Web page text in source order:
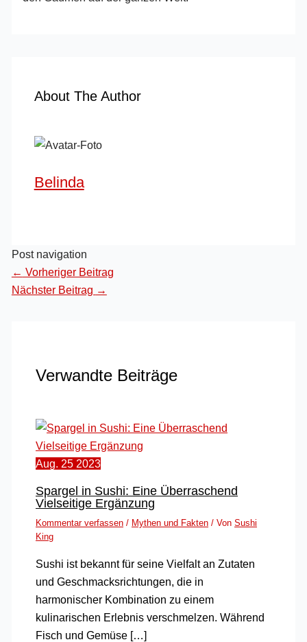
About The Author
Belinda
Post navigation
← Vorheriger Beitrag
Nächster Beitrag →
Verwandte Beiträge
Aug. 25 2023
Spargel in Sushi: Eine Überraschend
Vielseitige Ergänzung
Kommentar verfassen / Mythen und Fakten/ Von Sushi
King
Sushi ist bekannt für seine Vielfalt an Zutaten
und Geschmacksrichtungen, die in
harmonischer Kombination zu einem
kulinarischen Erlebnis verschmelzen. Während
Fisch und Gemüse […]